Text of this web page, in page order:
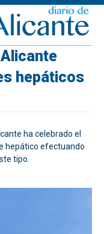
hepáticos
ha celebrado el
hepático efectuando
tipo.